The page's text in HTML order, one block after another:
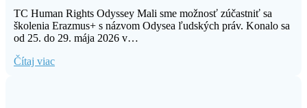
TC Human Rights Odyssey Mali sme možnosť zúčastniť sa
školenia Erazmus+ s názvom Odysea ľudských práv. Konalo sa
od 25. do 29. mája 2026 v…
Čítaj viac